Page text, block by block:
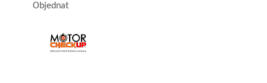
Objednat